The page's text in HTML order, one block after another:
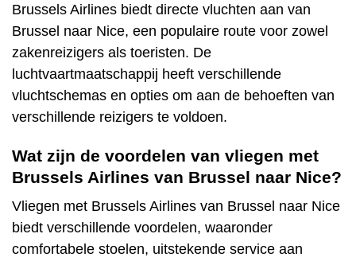
Brussels Airlines biedt directe vluchten aan van
Brussel naar Nice, een populaire route voor zowel
zakenreizigers als toeristen. De
luchtvaartmaatschappij heeft verschillende
vluchtschemas en opties om aan de behoeften van
verschillende reizigers te voldoen.
Wat zijn de voordelen van vliegen met
Brussels Airlines van Brussel naar Nice?
Vliegen met Brussels Airlines van Brussel naar Nice
biedt verschillende voordelen, waaronder
comfortabele stoelen, uitstekende service aan